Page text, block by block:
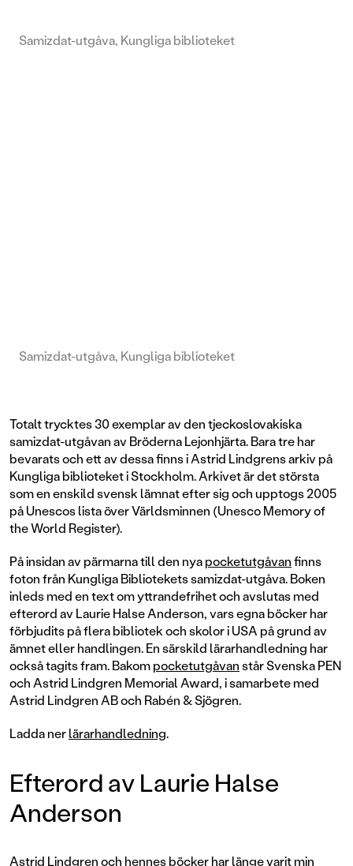
Samizdat-utgåva, Kungliga biblioteket
Samizdat-utgåva, Kungliga biblioteket
Totalt trycktes 30 exemplar av den tjeckoslovakiska
samizdat-utgåvan av Bröderna Lejonhjärta. Bara tre har
bevarats och ett av dessa finns i Astrid Lindgrens arkiv på
Kungliga biblioteket i Stockholm. Arkivet är det största
som en enskild svensk lämnat efter sig och upptogs 2005
på Unescos lista över Världsminnen (Unesco Memory of
the World Register).
På insidan av pärmarna till den nyapocketutgåvanfinns
foton från Kungliga Bibliotekets samizdat-utgåva. Boken
inleds med en text om yttrandefrihet och avslutas med
efterord av Laurie Halse Anderson, vars egna böcker har
förbjudits på flera bibliotek och skolor i USA på grund av
ämnet eller handlingen. En särskild lärarhandledning har
också tagits fram. Bakompocketutgåvanstår Svenska PEN
och Astrid Lindgren Memorial Award, i samarbete med
Astrid Lindgren AB och Rabén & Sjögren.
Ladda nerlärarhandledning.
Efterord av Laurie Halse
Anderson
Astrid Lindgren och hennes böcker har länge varit min